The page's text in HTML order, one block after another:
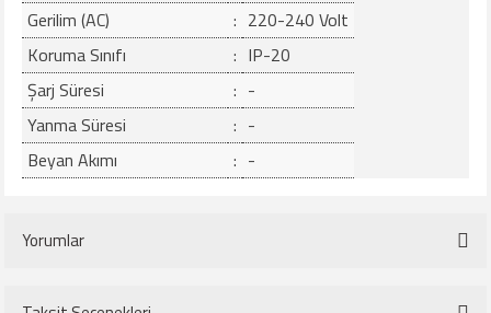
Gerilim (AC)
: 220-240 Volt
Koruma Sınıfı
: IP-20
Şarj Süresi
: -
Yanma Süresi
: -
Beyan Akımı
: -
Yorumlar